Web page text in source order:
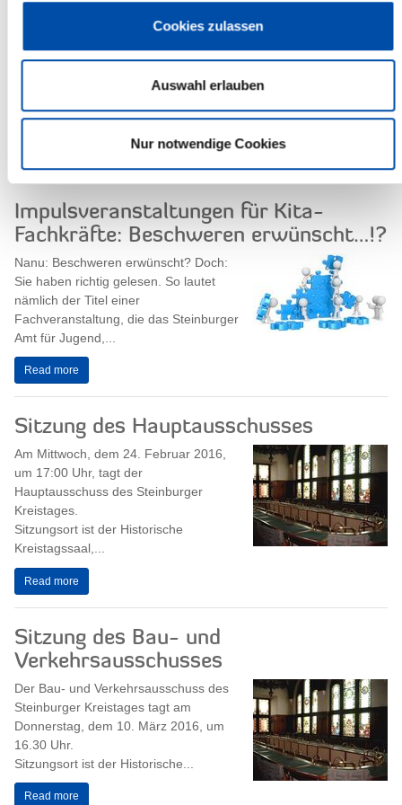
Cookies zulassen
Auswahl erlauben
Nur notwendige Cookies
Sitzung des Steinburger Kreistages
Am 18. Februar 2016 findet eine
Sitzung des Steinburger Kreistages
statt. Die Sitzung beginnt um 17.15
Sitzungsort ist der Kreistagssaal,...
Impulsveranstaltungen für Kita-
Fachkräfte: Beschweren erwünscht…!?
Nanu: Beschweren erwünscht? Doch:
Sie haben richtig gelesen. So lautet
nämlich der Titel einer
Fachveranstaltung, die das Steinburger
Amt für Jugend,...
Read more
Sitzung des Hauptausschusses
Am Mittwoch, dem 24. Februar 2016,
um 17:00 Uhr, tagt der
Hauptausschuss des Steinburger
Kreistages.
Sitzungsort ist der Historische
Kreistagssaal,...
Read more
Sitzung des Bau- und
Verkehrsausschusses
Der Bau- und Verkehrsausschuss des
Steinburger Kreistages tagt am
Donnerstag, dem 10. März 2016, um
16.30 Uhr.
Sitzungsort ist der Historische...
Read more